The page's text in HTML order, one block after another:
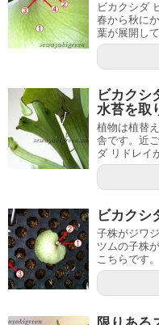
ビカクシダ
春から秋に
葉が展開し
ビカクシ
水苔を取
植物は植替
舎です。近
ダ リドレイ
ビカクシ
子株がジワ
ツムの子株
こちらです